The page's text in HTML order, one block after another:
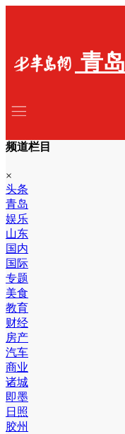
青岛
频道栏目
×
头条
青岛
娱乐
山东
国内
国际
专题
美食
教育
财经
房产
汽车
商业
诸城
即墨
日照
胶州